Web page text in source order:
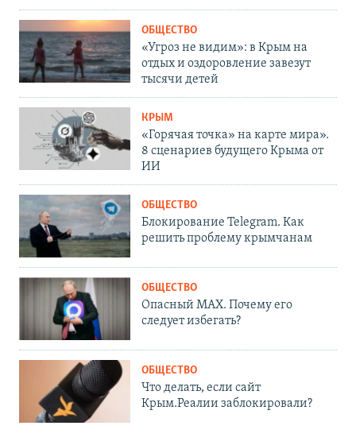
ОБЩЕСТВО
«Угроз не видим»: в Крым на
отдых и оздоровление завезут
тысячи детей
КРЫМ
«Горячая точка» на карте мира».
8 сценариев будущего Крыма от
ИИ
ОБЩЕСТВО
Блокирование Telegram. Как
решить проблему крымчанам
ОБЩЕСТВО
Опасный MAX. Почему его
следует избегать?
ОБЩЕСТВО
Что делать, если сайт
Крым.Реалии заблокировали?